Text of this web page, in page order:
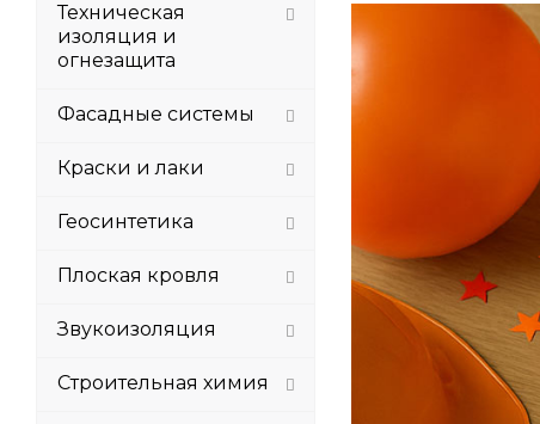
Техническая
изоляция и
огнезащита
Фасадные системы
Краски и лаки
Геосинтетика
Плоская кровля
Звукоизоляция
Строительная химия